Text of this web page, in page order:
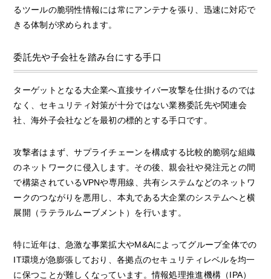
るツールの脆弱性情報には常にアンテナを張り、迅速に対応で
きる体制が求められます。
委託先や子会社を踏み台にする手口
ターゲットとなる大企業へ直接サイバー攻撃を仕掛けるのでは
なく、セキュリティ対策が十分ではない業務委託先や関連会
社、海外子会社などを最初の標的とする手口です。
攻撃者はまず、サプライチェーンを構成する比較的脆弱な組織
のネットワークに侵入します。その後、親会社や発注元との間
で構築されているVPNや専用線、共有システムなどのネットワ
ークのつながりを悪用し、本丸である大企業のシステムへと横
展開（ラテラルムーブメント）を行います。
特に近年は、急激な事業拡大やM&Aによってグループ全体での
IT環境が急膨張しており、各拠点のセキュリティレベルを均一
に保つことが難しくなっています。情報処理推進機構（IPA）